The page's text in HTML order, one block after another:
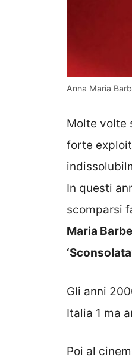
Anna Maria
Molte volte
forte
In questi
scomparsi
Maria
Gli anni
Italia 1 ma
Poi al